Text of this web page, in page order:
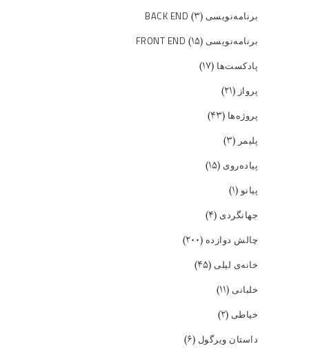
برنامه‌نویسی BACK END (۳)
برنامه‌نویسی FRONT END (۱۵)
پادکست‌ها (۱۷)
پرواز (۲۱)
پروژه‌ها (۴۳)
پلیمر (۳)
پیاده‌روی (۱۵)
پیانو(۱)
جهانگردی (۴)
چالش دوازده (۲۰۰)
خانه‌ی لیلی (۴۵)
خلبانی (۱۱)
خیاطی (۲)
داستان ویرگول (۶)